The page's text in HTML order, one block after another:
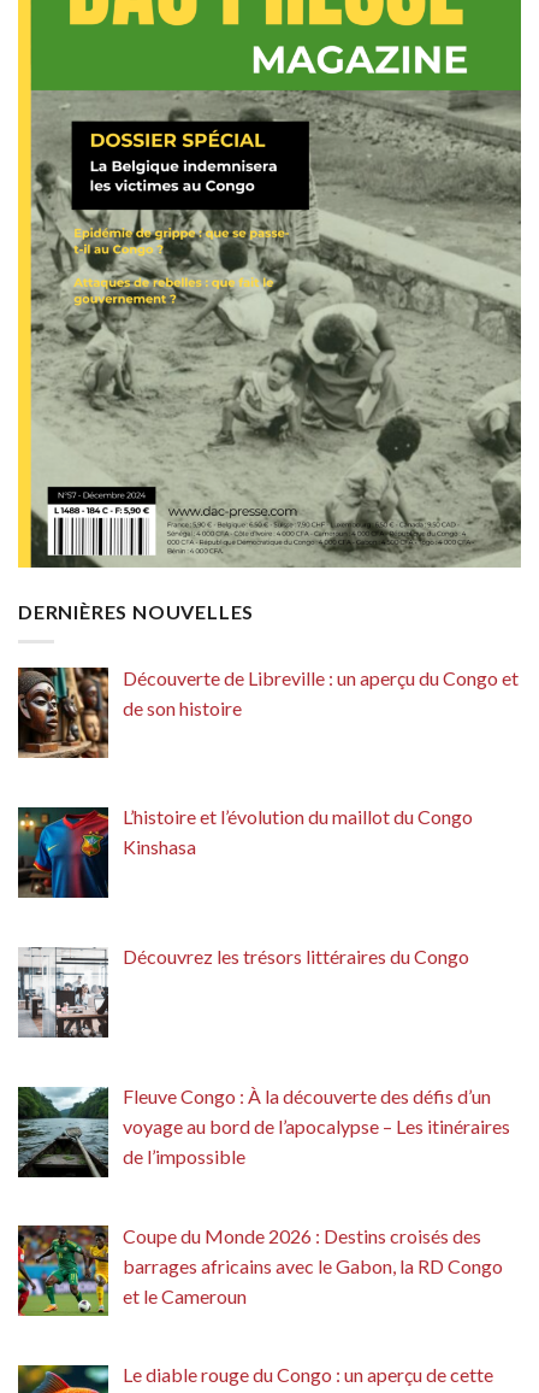
DERNIÈRES NOUVELLES
Découverte de Libreville : un aperçu du Congo et
de son histoire
L’histoire et l’évolution du maillot du Congo
Kinshasa
Découvrez les trésors littéraires du Congo
Fleuve Congo : À la découverte des défis d’un
voyage au bord de l’apocalypse – Les itinéraires
de l’impossible
Coupe du Monde 2026 : Destins croisés des
barrages africains avec le Gabon, la RD Congo
et le Cameroun
Le diable rouge du Congo : un aperçu de cette